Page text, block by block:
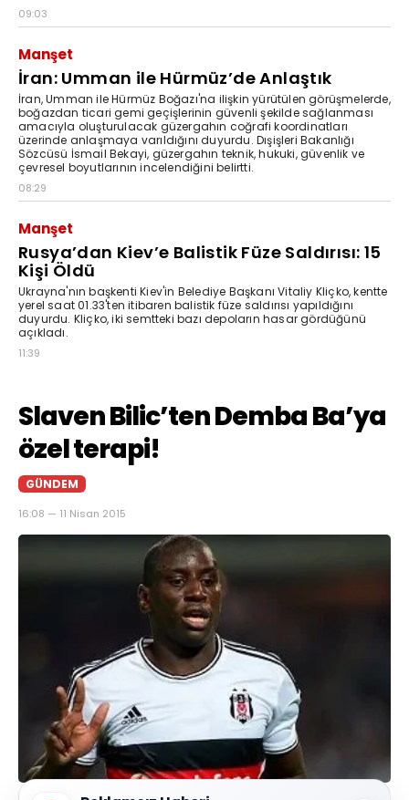
09:03
Manşet
İran: Umman ile Hürmüz’de Anlaştık
İran, Umman ile Hürmüz Boğazı'na ilişkin yürütülen görüşmelerde,
boğazdan ticari gemi geçişlerinin güvenli şekilde sağlanması
amacıyla oluşturulacak güzergahın coğrafi koordinatları
üzerinde anlaşmaya varıldığını duyurdu. Dışişleri Bakanlığı
Sözcüsü İsmail Bekayi, güzergahın teknik, hukuki, güvenlik ve
çevresel boyutlarının incelendiğini belirtti.
08:29
Manşet
Rusya’dan Kiev’e Balistik Füze Saldırısı: 15
Kişi Öldü
Ukrayna'nın başkenti Kiev'in Belediye Başkanı Vitaliy Kliçko, kentte
yerel saat 01.33'ten itibaren balistik füze saldırısı yapıldığını
duyurdu. Kliçko, iki semtteki bazı depoların hasar gördüğünü
açıkladı.
11:39